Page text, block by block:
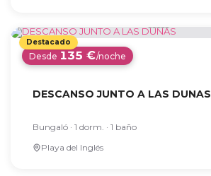
Desde 135 €/noche
DESCANSO JUNTO A LAS DUNAS
Bungaló · 1 dorm. · 1 baño
Playa del Inglés